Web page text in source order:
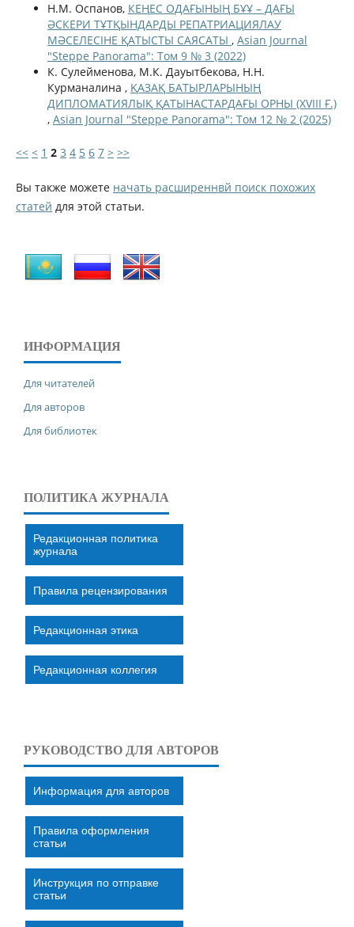
Н.М. Оспанов, КЕҢЕС ОДАҒЫНЫҢ БҰҰ – ДАҒЫ
ӘСКЕРИ ТҰТҚЫНДАРДЫ РЕПАТРИАЦИЯЛАУ
МӘСЕЛЕСІНЕ ҚАТЫСТЫ САЯСАТЫ , Asian Journal
"Steppe Panorama": Том 9 № 3 (2022)
К. Сулейменова, М.К. Дауытбекова, Н.Н.
Курманалина , ҚАЗАҚ БАТЫРЛАРЫНЫҢ
ДИПЛОМАТИЯЛЫҚ ҚАТЫНАСТАРДАҒЫ ОРНЫ (ХVІІІ Ғ.)
, Asian Journal "Steppe Panorama": Том 12 № 2 (2025)
<< < 1 2 3 4 5 6 7 > >>
Вы также можете начать расширеннвй поиск похожих
статей для этой статьи.
ИНФОРМАЦИЯ
Для читателей
Для авторов
Для библиотек
ПОЛИТИКА ЖУРНАЛА
Редакционная политика
журнала
Правила рецензирования
Редакционная этика
Редакционная коллегия
РУКОВОДСТВО ДЛЯ АВТОРОВ
Информация для авторов
Правила оформления
статьи
Инструкция по отправке
статьи